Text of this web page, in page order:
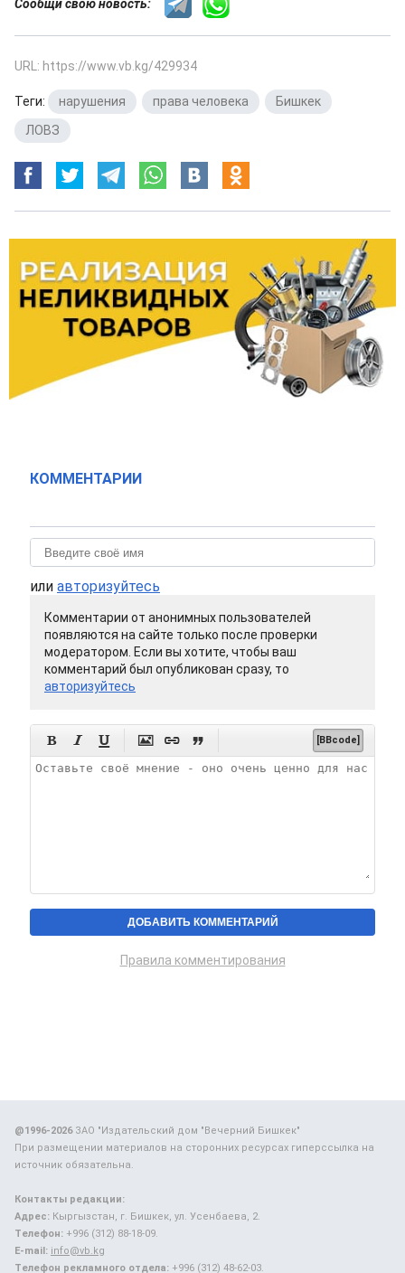
Сообщи свою новость:
URL: https://www.vb.kg/429934
Теги: нарушения права человека Бишкек
ЛОВЗ
КОММЕНТАРИИ
или авторизуйтесь
Комментарии от анонимных пользователей
появляются на сайте только после проверки
модератором. Если вы хотите, чтобы ваш
комментарий был опубликован сразу, то
авторизуйтесь
      [BBcode]
Правила комментирования
@1996-2026ЗАО "Издательский дом "Вечерний Бишкек"
При размещении материалов на сторонних ресурсах гиперссылка на
источник обязательна.
Контакты редакции:
Адрес: Кыргызстан, г. Бишкек, ул. Усенбаева, 2.
Телефон: +996 (312) 88-18-09.
E-mail: info@vb.kg
Телефон рекламного отдела: +996 (312) 48-62-03.